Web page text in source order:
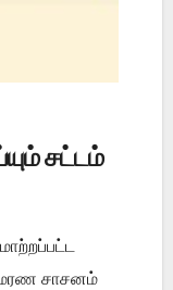
சட்டம்
மரண சாசனம்